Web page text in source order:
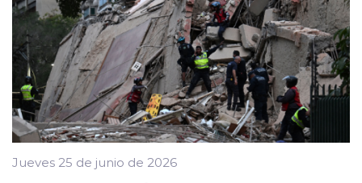
Jueves 25 de junio de 2026